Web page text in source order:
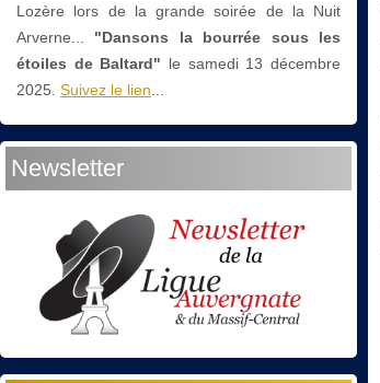
Lozère lors de la grande soirée de la Nuit
Arverne...
"Dansons la bourrée sous les
étoiles de Baltard" le samedi 13 décembre
2025. Suivez le lien
Newsletter